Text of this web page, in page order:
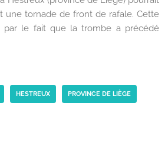
une tornade de front de rafale. Cette
par le fait que la trombe a précédé
HESTREUX PROVINCE DE LIÈGE